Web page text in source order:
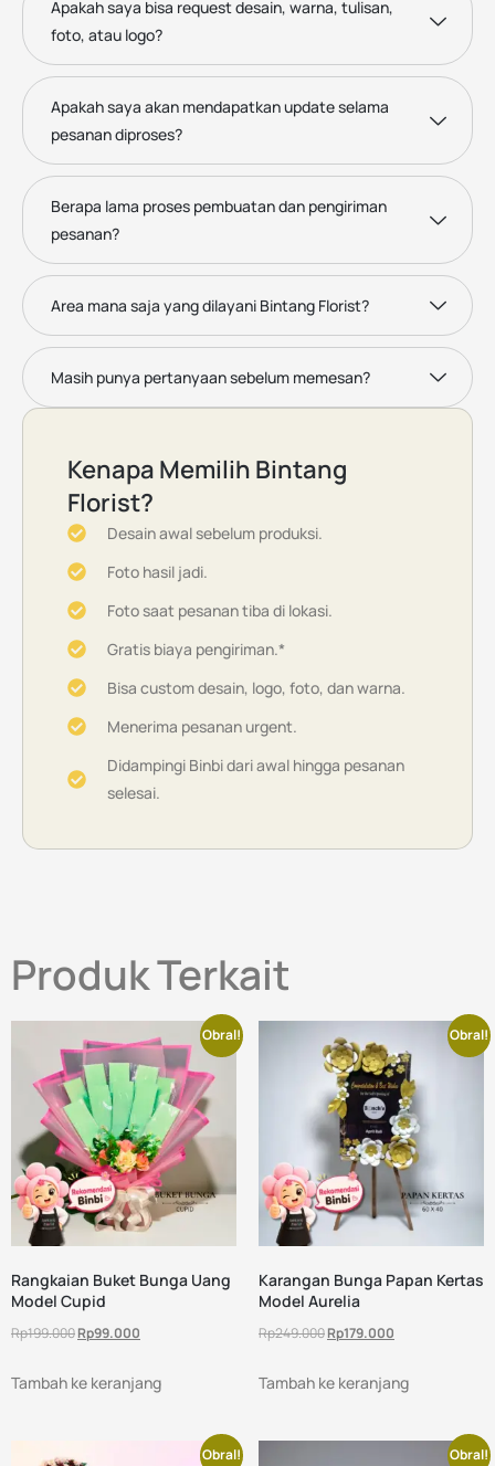
Apakah saya bisa request desain, warna, tulisan,
foto, atau logo?
Apakah saya akan mendapatkan update selama
pesanan diproses?
Berapa lama proses pembuatan dan pengiriman
pesanan?
Area mana saja yang dilayani Bintang Florist?
Masih punya pertanyaan sebelum memesan?
Kenapa Memilih Bintang
Florist?
Desain awal sebelum produksi.
Foto hasil jadi.
Foto saat pesanan tiba di lokasi.
Gratis biaya pengiriman.*
Bisa custom desain, logo, foto, dan warna.
Menerima pesanan urgent.
Didampingi Binbi dari awal hingga pesanan
selesai.
Produk Terkait
Obral!
Rangkaian Buket Bunga Uang
Model Cupid
Rp199.000Rp99.000
Tambah ke keranjang
Obral!
Karangan Bunga Papan Kertas
Model Aurelia
Rp249.000Rp179.000
Tambah ke keranjang
Obral! Obral!